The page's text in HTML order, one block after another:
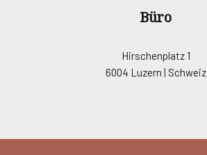
Büro
Hirschenplatz 1
6004 Luzern | Schweiz